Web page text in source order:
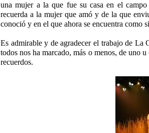
una mujer a la que fue su casa en el
recuerda a la mujer que amó y de la que
conoció y en el que ahora se encuentra como
Es admirable y de agradecer el trabajo de
todos nos ha marcado, más o menos, de uno
recuerdos.